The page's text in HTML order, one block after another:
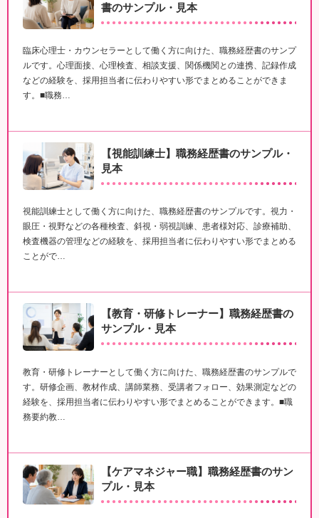
書のサンプル・見本
臨床心理士・カウンセラーとして働く方に向けた、職務経歴書のサンプ
ルです。心理面接、心理検査、相談支援、関係機関との連携、記録作成
などの経験を、採用担当者に伝わりやすい形でまとめることができま
す。■職務…
【視能訓練士】職務経歴書のサンプル・
見本
視能訓練士として働く方に向けた、職務経歴書のサンプルです。視力・
眼圧・視野などの各種検査、斜視・弱視訓練、患者様対応、診療補助、
検査機器の管理などの経験を、採用担当者に伝わりやすい形でまとめる
ことがで…
【教育・研修トレーナー】職務経歴書の
サンプル・見本
教育・研修トレーナーとして働く方に向けた、職務経歴書のサンプルで
す。研修企画、教材作成、講師業務、受講者フォロー、効果測定などの
経験を、採用担当者に伝わりやすい形でまとめることができます。■職
務要約教…
【ケアマネジャー職】職務経歴書のサン
プル・見本